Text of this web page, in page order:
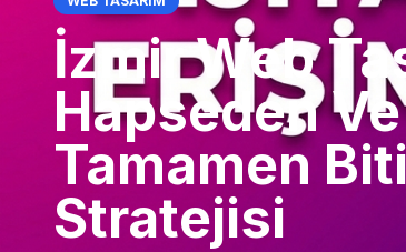
İzmir Web
Hapseden
Tamamen
Stratejisi